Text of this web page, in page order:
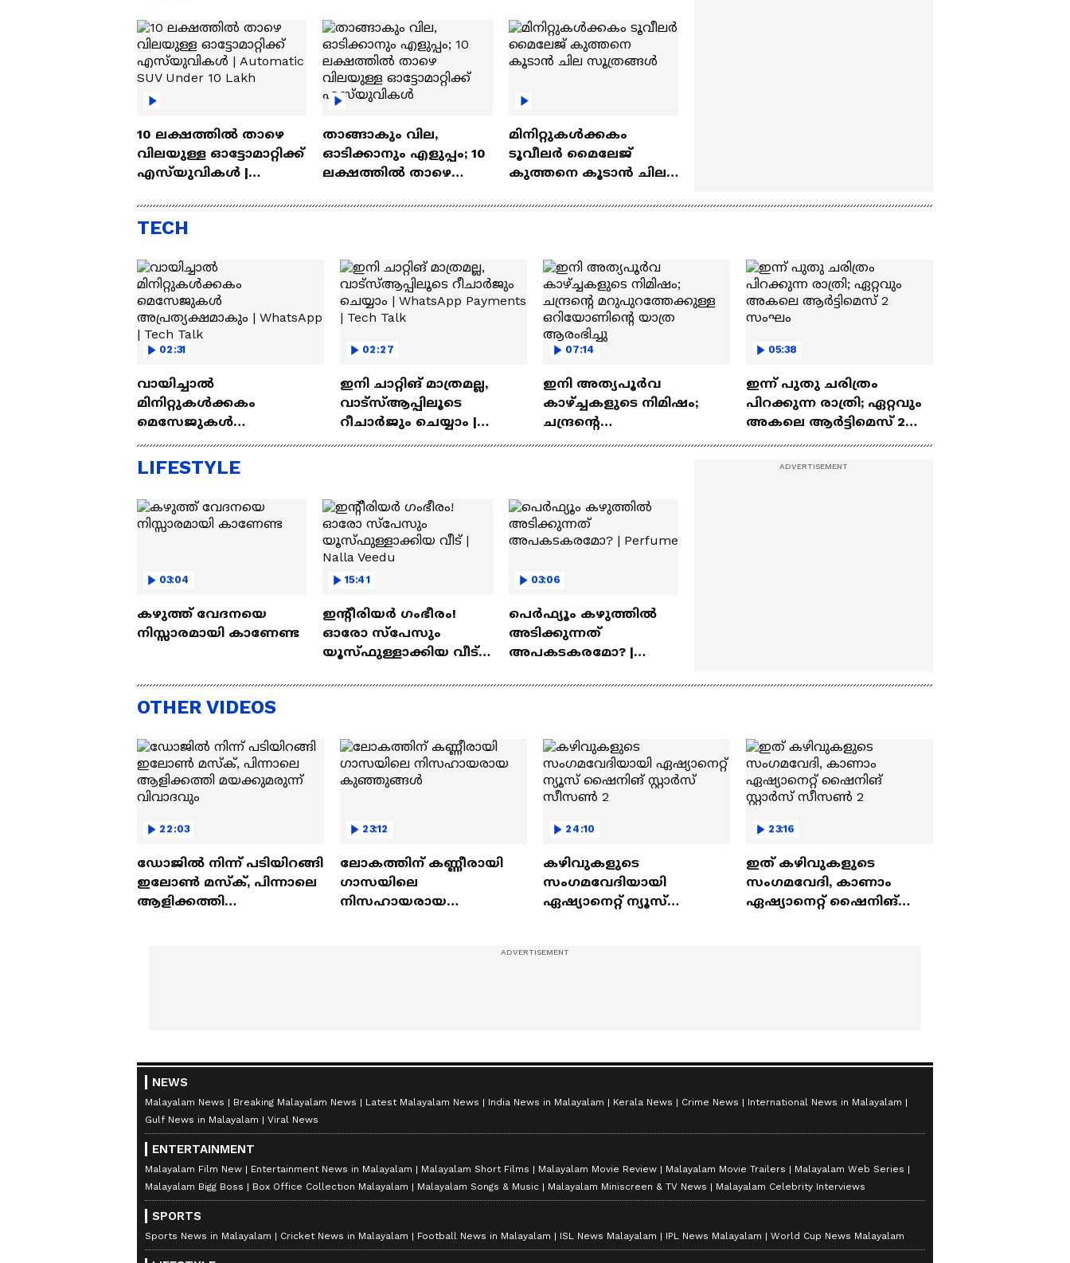
10 ലക്ഷത്തിൽ താഴെ
വിലയുള്ള ഓട്ടോമാറ്റിക്ക്
എസ്‍യുവികൾ |
Lakh
താങ്ങാകും വില,
ഓടിക്കാനും എളുപ്പം; 10
ലക്ഷത്തിൽ താഴെ
എസ്‍യുവികൾ
മിനിറ്റുകൾക്കകം
ടൂവീലർ മൈലേജ്
കുത്തനെ കൂടാൻ ചില
TECH
02:31
വായിച്ചാൽ
മിനിറ്റുകൾക്കകം
മെസേജുകള്‍
അപ്രത്യക്ഷമാകും |
WhatsApp | Tech Talk
02:27
ഇനി ചാറ്റിങ് മാത്രമല്ല,
വാട്‌സ്‌ആപ്പിലൂടെ
റീചാർജും ചെയ്യാം |
WhatsApp Payments | Tech
07:14
ഇനി അത്യപൂര്‍വ
കാഴ്ച്ചകളുടെ നിമിഷം;
ചന്ദ്രന്റെ
മറുപുറത്തേക്കുള്ള
05:38
ഇന്ന് പുതു ചരിത്രം
പിറക്കുന്ന രാത്രി; ഏറ്റവും
അകലെ ആര്‍ട്ടിമെസ് 2
സംഘം
LIFESTYLE
03:04
കഴുത്ത് വേദനയെ
നിസ്സാരമായി കാണേണ്ട
15:41
ഇന്റീരിയർ ഗംഭീരം!
ഓരോ സ്‌പേസും
യൂസ്ഫുള്ളാക്കിയ വീട് |
03:06
പെർഫ്യൂം കഴുത്തിൽ
അടിക്കുന്നത്
അപകടകരമോ? |
OTHER VIDEOS
22:03
ഡോജിൽ നിന്ന് പടിയിറങ്ങി
ഇലോൺ മസ്ക്, പിന്നാലെ
ആളിക്കത്തി
23:12
ലോകത്തിന് കണ്ണീരായി
ഗാസയിലെ
നിസഹായരായ
24:10
കഴിവുകളുടെ
സംഗമവേദിയായി
ഏഷ്യാനെറ്റ് ന്യൂസ്
23:16
ഇത് കഴിവുകളുടെ
സംഗമവേദി, കാണാം
ഏഷ്യാനെറ്റ് ഷൈനിങ്
NEWS
Malayalam News Breaking Malayalam News Latest Malayalam News India News in Malayalam Kerala News Crime News
International News in Malayalam
Gulf News in Malayalam
Viral News
ENTERTAINMENT
Malayalam Film New Entertainment News in Malayalam Malayalam Short Films Malayalam Movie Review Malayalam Movie Trailers
Malayalam Web Series
Malayalam Bigg Boss
Box Office Collection Malayalam Malayalam Songs & Music Malayalam Miniscreen & TV News Malayalam Celebrity Interviews
SPORTS
Sports News in Malayalam Cricket News in Malayalam Football News in Malayalam ISL News Malayalam IPL News Malayalam World Cup News Malayalam